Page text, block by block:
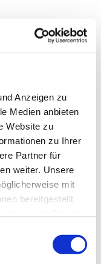
Anzeigen zu
Medien anbieten
Website zu
zu Ihrer
Partner für
weiter. Unsere
mit
bereitgestellt